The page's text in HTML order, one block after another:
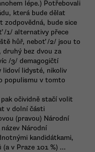
lépe.) Potřebovali
která bude dělat
zodpovědná, bude sice
/1/ alternativy přece
hůř, neboť /2/ jsou to
druhý bez dvou za
/3/ demagogičtí
lidoví lidysté, nikoliv
populismu v tomto
očividně stačí volit
v dolní části
(pravou) Národní
Národní
kandidátkami,
v Praze 101 %) ...